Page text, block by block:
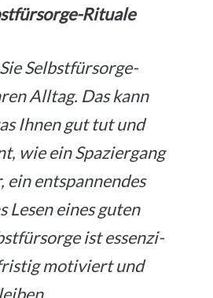
Ritua­le
Selbst­für­sor­ge-
All­tag. Das kann
Ihnen gut tut und
wie ein Spa­zier­gang
ein ent­span­nen­des
Lesen eines guten
ist essen­zi­
moti­viert und